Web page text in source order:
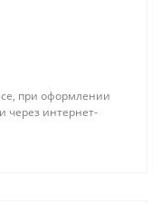
при оформлении
через интернет-